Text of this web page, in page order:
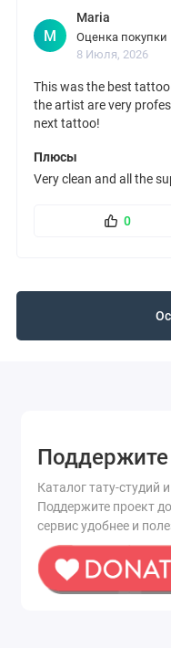
M
Maria
Оценка покупки
8 Июля, 2026
This was the best
the artist are very
next tattoo!
Плюсы
Very clean and all the
0
Каталог тату-студий
Поддержите проект
сервис удобнее и